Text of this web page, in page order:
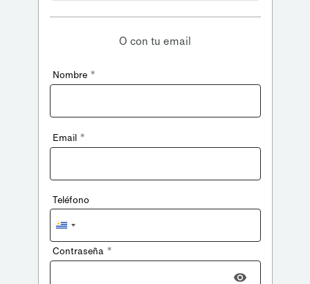
O con tu email
Nombre *
Email *
Teléfono
Uruguay
+598
Contraseña *